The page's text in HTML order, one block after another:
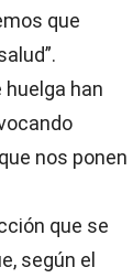
que
han
nos ponen
que se
según el